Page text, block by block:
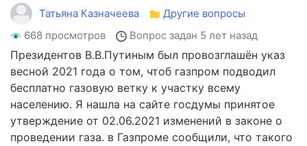
Татьяна Казначеева
Другие вопросы
668 просмотров
Вопрос задан 5 лет назад
Президентов В.В.Путиным был провозглашён указ
весной 2021 года о том, чтоб газпром подводил
бесплатно газовую ветку к участку всему
населению. Я нашла на сайте госдумы принятое
утверждение от 02.06.2021 изменений в законе о
проведении газа. в Газпроме сообщили, что такого